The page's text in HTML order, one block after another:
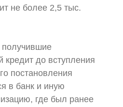
не более 2,5 тыс.
получившие
кредит до вступления
постановления
в банк и иную
где был ранее